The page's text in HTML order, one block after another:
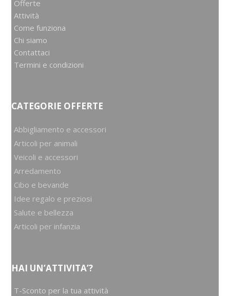
Offerte
Attività
Come funziona
Chi siamo
Contattaci
Termini e condizioni
CATEGORIE OFFERTE
Abbigliamento e accessori
Articoli per animali
Veicoli e accessori
Arredamento
Cibo e bevande
Idee regalo e preziosi
Salute e bellezza
Articoli per infanzia
HAI UN’ATTIVITA’?
T-Sconto per la tua attività